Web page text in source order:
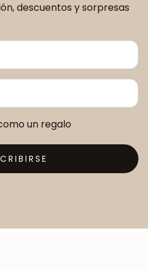
descuentos y sorpresas
un regalo